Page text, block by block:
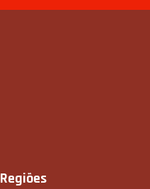
Regiões